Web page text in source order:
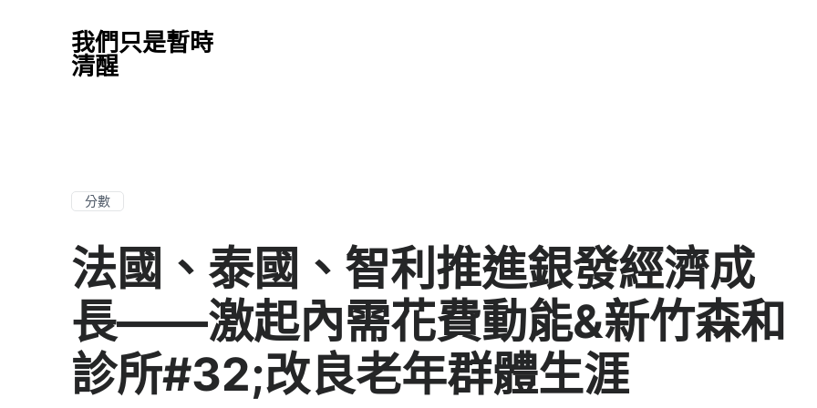
我們只是暫時
清醒
分數
法國、泰國、智利推進銀發經濟成
長——激起內需花費動能&新竹森和
診所#32;改良老年群體生涯